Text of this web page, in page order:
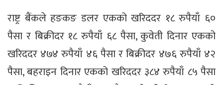
राष्ट्र बैंकले हङकङ डलर एकको खरिददर १८ रुपैयाँ ६०
पैसा र बिक्रीदर १८ रुपैयाँ ६८ पैसा, कुवेती दिनार एकको
खरिददर ४७४ रुपैयाँ ४६ पैसा र बिक्रीदर ४७६ रुपैयाँ ४२
पैसा, बहराइन दिनार एकको खरिददर ३८४ रुपैयाँ ८५ पैसा